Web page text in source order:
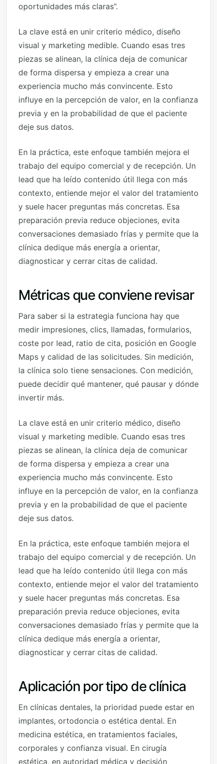
oportunidades más claras”.
La clave está en unir criterio médico, diseño
visual y marketing medible. Cuando esas tres
piezas se alinean, la clínica deja de comunicar
de forma dispersa y empieza a crear una
experiencia mucho más convincente. Esto
influye en la percepción de valor, en la confianza
previa y en la probabilidad de que el paciente
deje sus datos.
En la práctica, este enfoque también mejora el
trabajo del equipo comercial y de recepción. Un
lead que ha leído contenido útil llega con más
contexto, entiende mejor el valor del tratamiento
y suele hacer preguntas más concretas. Esa
preparación previa reduce objeciones, evita
conversaciones demasiado frías y permite que la
clínica dedique más energía a orientar,
diagnosticar y cerrar citas de calidad.
Métricas que conviene revisar
Para saber si la estrategia funciona hay que
medir impresiones, clics, llamadas, formularios,
coste por lead, ratio de cita, posición en Google
Maps y calidad de las solicitudes. Sin medición,
la clínica solo tiene sensaciones. Con medición,
puede decidir qué mantener, qué pausar y dónde
invertir más.
La clave está en unir criterio médico, diseño
visual y marketing medible. Cuando esas tres
piezas se alinean, la clínica deja de comunicar
de forma dispersa y empieza a crear una
experiencia mucho más convincente. Esto
influye en la percepción de valor, en la confianza
previa y en la probabilidad de que el paciente
deje sus datos.
En la práctica, este enfoque también mejora el
trabajo del equipo comercial y de recepción. Un
lead que ha leído contenido útil llega con más
contexto, entiende mejor el valor del tratamiento
y suele hacer preguntas más concretas. Esa
preparación previa reduce objeciones, evita
conversaciones demasiado frías y permite que la
clínica dedique más energía a orientar,
diagnosticar y cerrar citas de calidad.
Aplicación por tipo de clínica
En clínicas dentales, la prioridad puede estar en
implantes, ortodoncia o estética dental. En
medicina estética, en tratamientos faciales,
corporales y confianza visual. En cirugía
estética, en autoridad médica y decisión